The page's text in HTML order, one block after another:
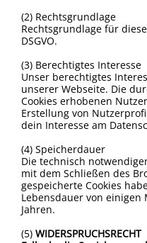
(2) Rechtsgrundlage
Rechtsgrundlage für
DSGVO.
(3) Berechtigtes Interesse
Unser berechtigtes
unserer Webseite. Die
Cookies erhobenen
Erstellung von
dein Interesse am
(4) Speicherdauer
Die technisch
mit dem Schließen des
gespeicherte Cookies
Lebensdauer von
Jahren.
(5) WIDERSPRUCHSRECHT